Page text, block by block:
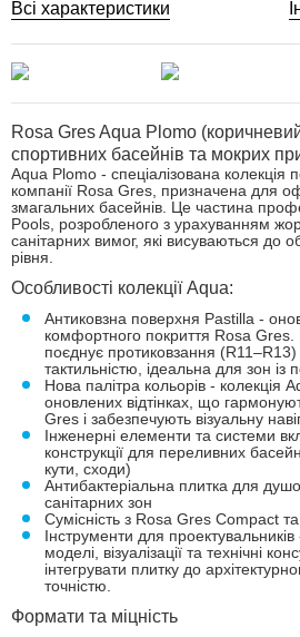
Всі характеристики
Rosa Gres Aqua Plomo
спортивних басейнів та мокрих
Aqua Plomo - спеціалізована колекція
компанії Rosa Gres, призначена для
змагальних басейнів. Це частина
Pools, розробленого з урахуванням
санітарних вимог, які висуваються до
рівня.
Особливості колекції Aqua:
Антиковзна поверхня Pastilla -
комфортного покриття Rosa
поєднує протиковзання
тактильністю, ідеальна для зон із
Нова палітра кольорів - колекція
оновлених відтінках, що
Gres і забезпечують візуальну
Інженерні елементи та системи
конструкції для переливних
кути, сходи)
Антибактеріальна плитка для
санітарних зон
Сумісність з Rosa Gres Compact
Інструменти для
моделі, візуалізації та технічні
інтегрувати плитку до
точністю.
Формати та міцність